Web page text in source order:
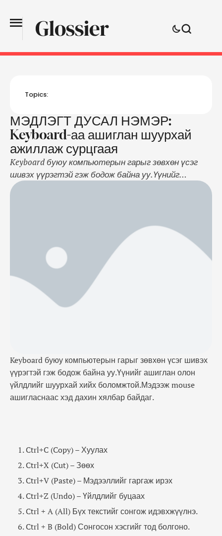
Topics:
МЭДЛЭГТ ДУСАЛ НЭМЭР:
Keyboard-аа ашиглан шуурхай
ажиллаж сурцгаая
Keyboard буюу компьютерын гарыг зөвхөн үсэг
шивэх үүрэгтэй гэж бодож байна уу.Үүнийг
ашиглан олон үйлдлийг шуурхай хийх
– Зөөх Ctrl+V (Paste) – Мэдээллийг гаргаж ирэх
Ctrl+Z (Undo) – Үйлдлийг буцаах Ctrl + A (All) Бүх
текстийг сонгож идэвхжүүлнэ. Ctrl + B …
Keyboard буюу компьютерын гарыг зөвхөн үсэг шивэх
үүрэгтэй гэж бодож байна уу.Үүнийг ашиглан олон
үйлдлийг шуурхай хийх боломжтой.Мэдээж mouse
ашигласнаас хэд дахин хялбар байдаг.
Ctrl+C (Copy) – Хуулах
Ctrl+X (Cut) – Зөөх
Ctrl+V (Paste) – Мэдээллийг гаргаж ирэх
Ctrl+Z (Undo) – Үйлдлийг буцаах
Ctrl + A (All) Бүх текстийг сонгож идэвхжүүлнэ.
Ctrl + B (Bold) Сонгосон хэсгийг тод болгоно.